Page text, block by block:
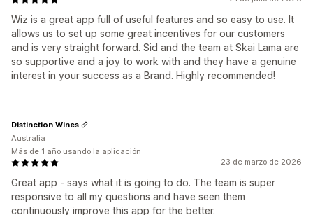
Wiz is a great app full of useful features and so easy to use. It
allows us to set up some great incentives for our customers
and is very straight forward. Sid and the team at Skai Lama are
so supportive and a joy to work with and they have a genuine
interest in your success as a Brand. Highly recommended!
23 de marzo de 2026
Great app - says what it is going to do. The team is super
responsive to all my questions and have seen them
continuously improve this app for the better.
Distinction Wines
Australia
Más de 1 año usando la aplicación